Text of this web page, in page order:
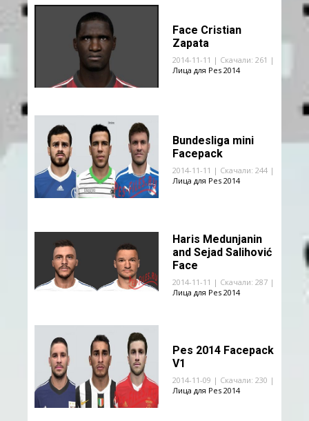
Face Cristian
Zapata
2014-11-11 | Скачали: 261 |
Лица для Pes 2014
Bundesliga mini
Facepack
2014-11-11 | Скачали: 244 |
Лица для Pes 2014
Haris Medunjanin
and Sejad Salihović
Face
2014-11-11 | Скачали: 287 |
Лица для Pes 2014
Pes 2014 Facepack
V1
2014-11-09 | Скачали: 230 |
Лица для Pes 2014